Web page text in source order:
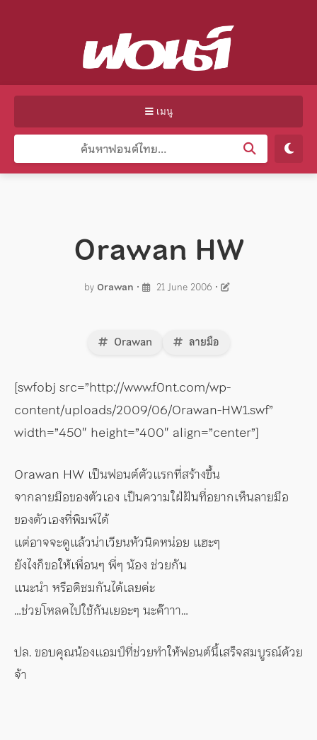
เมนู
Orawan HW
by Orawan • 21 June 2006 •
Orawan ลายมือ
[swfobj src=”http://www.f0nt.com/wp-
content/uploads/2009/06/Orawan-HW1.swf”
width=”450″ height=”400″ align=”center”]
Orawan HW เป็นฟอนต์ตัวแรกที่สร้างขึ้น
จากลายมือของตัวเอง เป็นความใฝ่ฝันที่อยากเห็นลายมือ
ของตัวเองที่พิมพ์ได้
แต่อาจจะดูแล้วน่าเวียนหัวนิดหน่อย แฮะๆ
ยังไงก็ขอให้เพื่อนๆ พี่ๆ น้อง ช่วยกัน
แนะนำ หรือติชมกันได้เลยค่ะ
…ช่วยโหลดไปใช้กันเยอะๆ นะค๊าาา…
ปล. ขอบคุณน้องแอมป์ที่ช่วยทำให้ฟอนต์นี้เสร็จสมบูรณ์ด้วย
จ้า